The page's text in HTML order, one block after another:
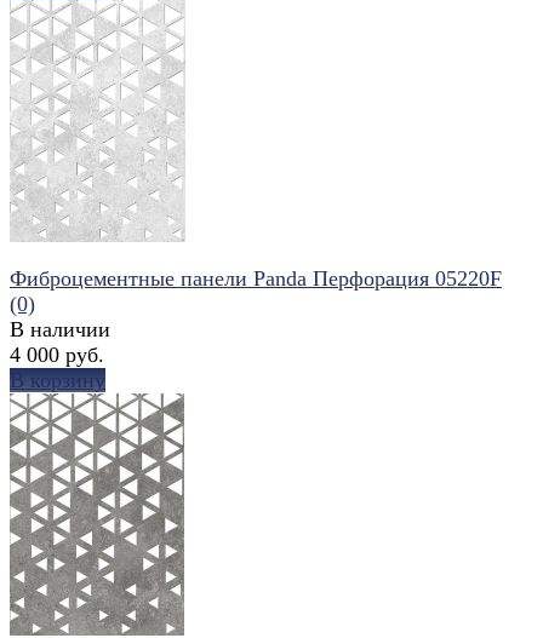
избранное сравнить
избранное сравнить
Фиброцементные панели Panda Перфорация 05220F
(0)
В наличии
4 000 руб.
В корзину